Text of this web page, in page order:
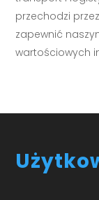
przechodzi
zapewnić
wartościowych